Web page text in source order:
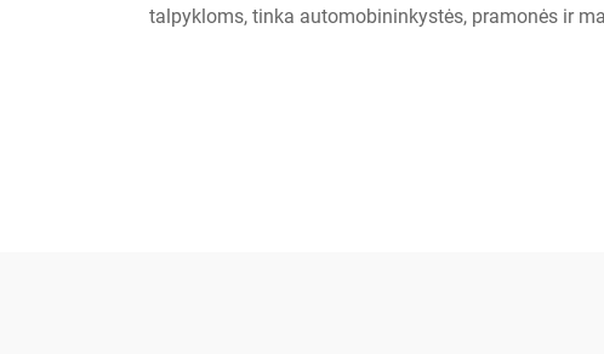
talpykloms, tinka automobininkystės, pramonės ir